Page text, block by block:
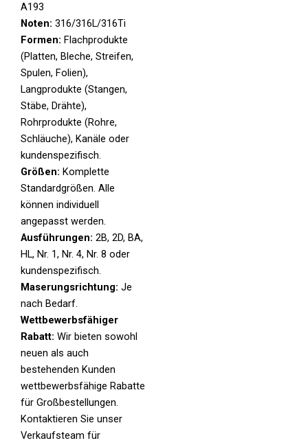
A193
Noten: 316/316L/316Ti
Formen: Flachprodukte
(Platten, Bleche, Streifen,
Spulen, Folien),
Langprodukte (Stangen,
Stäbe, Drähte),
Rohrprodukte (Rohre,
Schläuche), Kanäle oder
kundenspezifisch.
Größen: Komplette
Standardgrößen. Alle
können individuell
angepasst werden.
Ausführungen: 2B, 2D, BA,
HL, Nr. 1, Nr. 4, Nr. 8 oder
kundenspezifisch.
Maserungsrichtung: Je
nach Bedarf.
Wettbewerbsfähiger
Rabatt: Wir bieten sowohl
neuen als auch
bestehenden Kunden
wettbewerbsfähige Rabatte
für Großbestellungen.
Kontaktieren Sie unser
Verkaufsteam für